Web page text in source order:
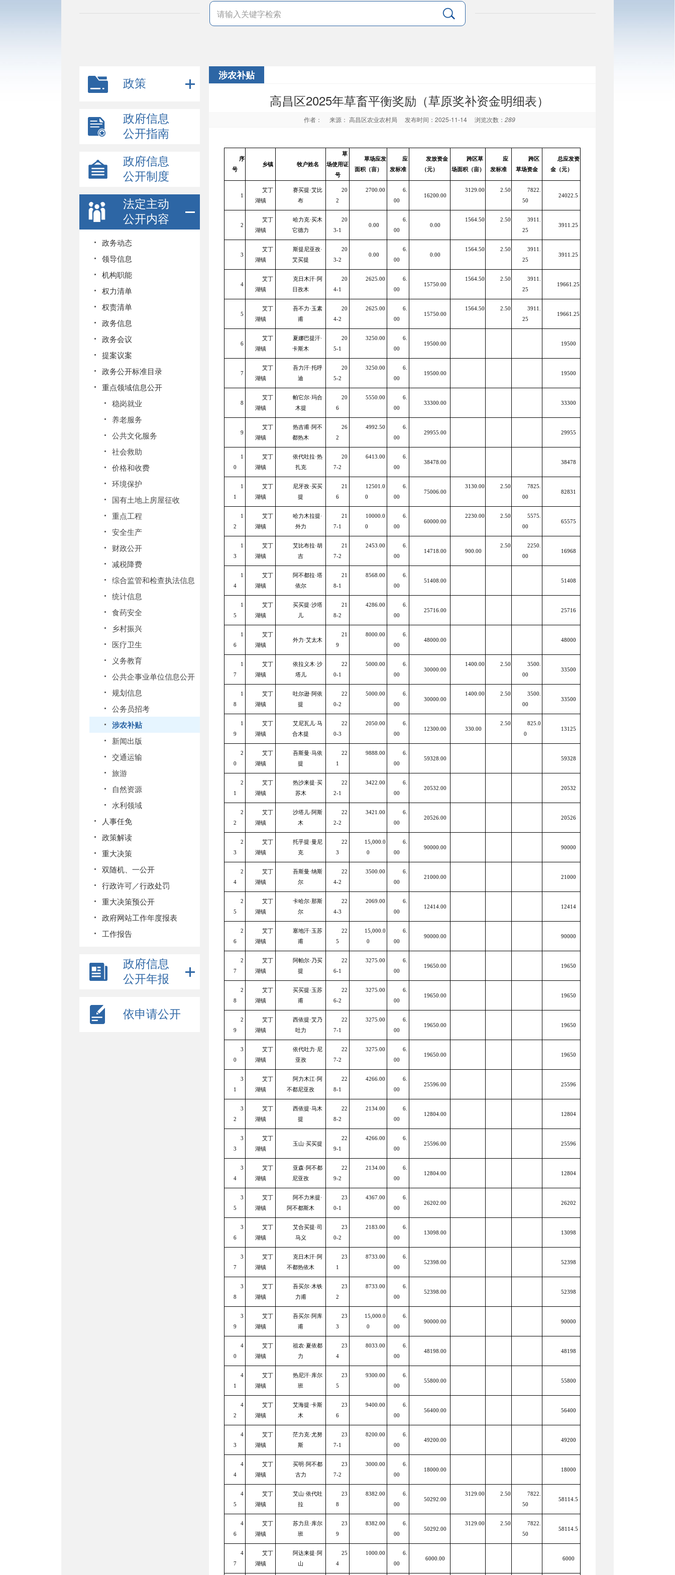
政策
政府信息
公开指南
政府信息
公开制度
法定主动
公开内容
政务动态
领导信息
机构职能
权力清单
权责清单
政务信息
政务会议
提案议案
政务公开标准目录
重点领域信息公开
稳岗就业
养老服务
公共文化服务
社会救助
价格和收费
环境保护
国有土地上房屋征收
重点工程
安全生产
财政公开
减税降费
综合监管和检查执法信息
统计信息
食药安全
乡村振兴
医疗卫生
义务教育
公共企事业单位信息公开
规划信息
公务员招考
涉农补贴
新闻出版
交通运输
旅游
自然资源
水利领域
人事任免
政策解读
重大决策
双随机、一公开
行政许可／行政处罚
重大决策预公开
政府网站工作年度报表
工作报告
政府信息
公开年报
依申请公开
涉农补贴
高昌区2025年草畜平衡奖励（草原奖补资金明细表）
作者： 来源： 高昌区农业农村局 发布时间：2025-11-14 浏览次数： 289
序
号
乡镇 牧户姓名
草
场使用证
号
草场应发
面积（亩）
应
发标准
发放资金
（元）
跨区草
场面积（亩）
应
发标准
跨区
草场资金
总应发资
金（元）
1
艾丁
湖镇
赛买提·艾比
布
20
2
2700.00
6.
00
16200.00
3129.00 2.50
7822.
50
24022.5
2
艾丁
湖镇
哈力克·买木
它德力
20
3-1
0.00
6.
00
0.00
1564.50 2.50
3911.
25
3911.25
3
艾丁
湖镇
斯提尼亚孜·
艾买提
20
3-2
0.00
6.
00
0.00
1564.50 2.50
3911.
25
3911.25
4
艾丁
湖镇
克日木汗·阿
日孜木
20
4-1
2625.00
6.
00
15750.00
1564.50 2.50
3911.
25
19661.25
5
艾丁
湖镇
吾不力·玉素
甫
20
4-2
2625.00
6.
00
15750.00
1564.50 2.50
3911.
25
19661.25
6
艾丁
湖镇
夏娜巴提汗·
卡斯木
20
5-1
3250.00
6.
00
19500.00 19500
7
艾丁
湖镇
吾力汗·托呼
迪
20
5-2
3250.00
6.
00
19500.00 19500
8
艾丁
湖镇
帕它尔·玛合
木提
20
6
5550.00
6.
00
33300.00 33300
9
艾丁
湖镇
热吉甫·阿不
都热木
26
2
4992.50
6.
00
29955.00 29955
1
0
艾丁
湖镇
依代吐拉·热
扎克
20
7-2
6413.00
6.
00
38478.00 38478
1
1
艾丁
湖镇
尼牙孜·买买
提
21
6
12501.0
0
6.
00
75006.00
3130.00 2.50
7825.
00
82831
1
2
艾丁
湖镇
哈力木拉提·
外力
21
7-1
10000.0
0
6.
00
60000.00
2230.00 2.50
5575.
00
65575
1
3
艾丁
湖镇
艾比布拉·胡
吉
21
7-2
2453.00
6.
00
14718.00 900.00
2.50
2250.
00
16968
1
4
艾丁
湖镇
阿不都拉·塔
依尔
21
8-1
8568.00
6.
00
51408.00 51408
1
5
艾丁
湖镇
买买提·沙塔
儿
21
8-2
4286.00
6.
00
25716.00 25716
1
6
艾丁
湖镇
外力·艾太木
21
9
8000.00
6.
00
48000.00 48000
1
7
艾丁
湖镇
依拉义木·沙
塔儿
22
0-1
5000.00
6.
00
30000.00
1400.00 2.50
3500.
00
33500
1
8
艾丁
湖镇
吐尔逊·阿依
提
22
0-2
5000.00
6.
00
30000.00
1400.00 2.50
3500.
00
33500
1
9
艾丁
湖镇
艾尼瓦儿·马
合木提
22
0-3
2050.00
6.
00
12300.00 330.00
2.50
825.0
0
13125
2
0
艾丁
湖镇
吾斯曼·马依
提
22
1
9888.00
6.
00
59328.00 59328
2
1
艾丁
湖镇
热沙来提·买
苏木
22
2-1
3422.00
6.
00
20532.00 20532
2
2
艾丁
湖镇
沙塔儿·阿斯
木
22
2-2
3421.00
6.
00
20526.00 20526
2
3
艾丁
湖镇
托乎提·曼尼
克
22
3
15,000.0
0
6.
00
90000.00 90000
2
4
艾丁
湖镇
吾斯曼·纳斯
尔
22
4-2
3500.00
6.
00
21000.00 21000
2
5
艾丁
湖镇
卡哈尔·那斯
尔
22
4-3
2069.00
6.
00
12414.00 12414
2
6
艾丁
湖镇
塞地汗·玉苏
甫
22
5
15,000.0
0
6.
00
90000.00 90000
2
7
艾丁
湖镇
阿帕尔·乃买
提
22
6-1
3275.00
6.
00
19650.00 19650
2
8
艾丁
湖镇
买买提·玉苏
甫
22
6-2
3275.00
6.
00
19650.00 19650
2
9
艾丁
湖镇
西依提·艾乃
吐力
22
7-1
3275.00
6.
00
19650.00 19650
3
0
艾丁
湖镇
依代吐力·尼
亚孜
22
7-2
3275.00
6.
00
19650.00 19650
3
1
艾丁
湖镇
阿力木江·阿
不都尼亚孜
22
8-1
4266.00
6.
00
25596.00 25596
3
2
艾丁
湖镇
西依提·马木
提
22
8-2
2134.00
6.
00
12804.00 12804
3
3
艾丁
湖镇
玉山·买买提
22
9-1
4266.00
6.
00
25596.00 25596
3
4
艾丁
湖镇
亚森·阿不都
尼亚孜
22
9-2
2134.00
6.
00
12804.00 12804
3
5
艾丁
湖镇
阿不力米提·
阿不都斯木
23
0-1
4367.00
6.
00
26202.00 26202
3
6
艾丁
湖镇
艾合买提·司
马义
23
0-2
2183.00
6.
00
13098.00 13098
3
7
艾丁
湖镇
克日木汗·阿
不都热依木
23
1
8733.00
6.
00
52398.00 52398
3
8
艾丁
湖镇
吾买尔·木铁
力甫
23
2
8733.00
6.
00
52398.00 52398
3
9
艾丁
湖镇
吾买尔·阿库
甫
23
3
15,000.0
0
6.
00
90000.00 90000
4
0
艾丁
湖镇
祖农·夏依都
力
23
4
8033.00
6.
00
48198.00 48198
4
1
艾丁
湖镇
热尼汗·库尔
班
23
5
9300.00
6.
00
55800.00 55800
4
2
艾丁
湖镇
艾海提·卡斯
木
23
6
9400.00
6.
00
56400.00 56400
4
3
艾丁
湖镇
茫力克·尤努
斯
23
7-1
8200.00
6.
00
49200.00 49200
4
4
艾丁
湖镇
买明·阿不都
古力
23
7-2
3000.00
6.
00
18000.00 18000
4
5
艾丁
湖镇
艾山·依代吐
拉
23
8
8382.00
6.
00
50292.00
3129.00 2.50
7822.
50
58114.5
4
6
艾丁
湖镇
苏力旦·库尔
班
23
9
8382.00
6.
00
50292.00
3129.00 2.50
7822.
50
58114.5
4
7
艾丁
湖镇
阿达来提·阿
山
25
4
1000.00
6.
00
6000.00 6000